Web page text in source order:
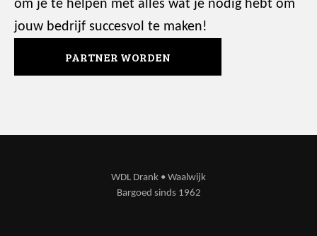
om je te helpen met alles wat je nodig hebt om
jouw bedrijf succesvol te maken!
PARTNER WORDEN
WDL Drank • Waalwijk
Bargoed sinds 1962